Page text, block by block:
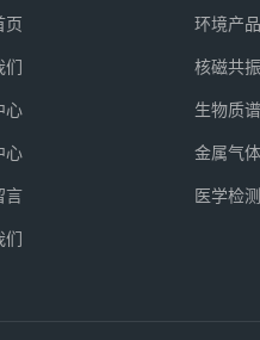
页
们
心
心
言
们
环境产品
核磁共振
生物质谱
金属气体
医学检测